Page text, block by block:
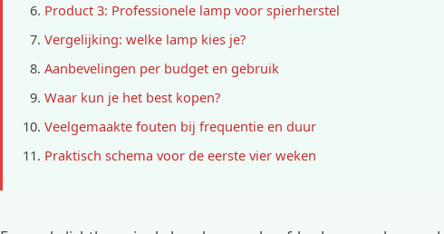
Product 3: Professionele lamp voor spierherstel
Vergelijking: welke lamp kies je?
Aanbevelingen per budget en gebruik
Waar kun je het best kopen?
Veelgemaakte fouten bij frequentie en duur
Praktisch schema voor de eerste vier weken